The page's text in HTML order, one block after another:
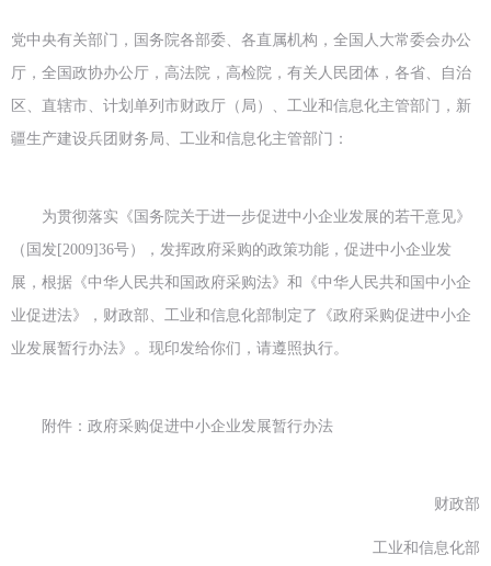
党中央有关部门，国务院各部委、各直属机构，全国人大常委会办公
厅，全国政协办公厅，高法院，高检院，有关人民团体，各省、自治
区、直辖市、计划单列市财政厅（局）、工业和信息化主管部门，新
疆生产建设兵团财务局、工业和信息化主管部门：
为贯彻落实《国务院关于进一步促进中小企业发展的若干意见》
（国发[2009]36号），发挥政府采购的政策功能，促进中小企业发
展，根据《中华人民共和国政府采购法》和《中华人民共和国中小企
业促进法》，财政部、工业和信息化部制定了《政府采购促进中小企
业发展暂行办法》。现印发给你们，请遵照执行。
附件：政府采购促进中小企业发展暂行办法
财政部
工业和信息化部